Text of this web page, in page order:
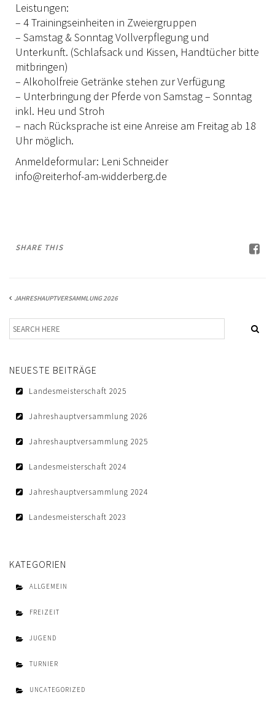
LANDESVERBÄNDE
MITGLIED WERDEN
SATZUNG/RECHTSORDNUNG
TURNIERSPORT
THÜRINGEN TROPHY
JUNGPFERDEPROGRAMM
TURNIERFACHLEUTE
FAQ TURNIERE
TRAINERAUSBILDUNG
LOGIN
KONTAKT
IMPRESSUM
DATENSCHUTZ
Leistungen:
– 4 Trainingseinheiten in Zweiergruppen
– Samstag & Sonntag Vollverpflegung und
Unterkunft. (Schlafsack und Kissen, Handtücher bitte
mitbringen)
– Alkoholfreie Getränke stehen zur Verfügung
– Unterbringung der Pferde von Samstag – Sonntag
inkl. Heu und Stroh
– nach Rücksprache ist eine Anreise am Freitag ab 18
Uhr möglich.
Anmeldeformular: Leni Schneider
info@reiterhof-am-widderberg.de
SHARE THIS
JAHRESHAUPTVERSAMMLUNG 2026
NEUESTE BEITRÄGE
Landesmeisterschaft 2025
Jahreshauptversammlung 2026
Jahreshauptversammlung 2025
Landesmeisterschaft 2024
Jahreshauptversammlung 2024
Landesmeisterschaft 2023
KATEGORIEN
ALLGEMEIN
FREIZEIT
JUGEND
TURNIER
UNCATEGORIZED